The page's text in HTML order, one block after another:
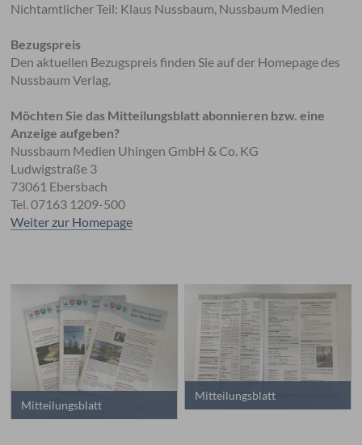
Nichtamtlicher Teil: Klaus Nussbaum, Nussbaum Medien
Bezugspreis
Den aktuellen Bezugspreis finden Sie auf der Homepage des
Nussbaum Verlag.
Möchten Sie das Mitteilungsblatt abonnieren bzw. eine
Anzeige aufgeben?
Nussbaum Medien Uhingen GmbH & Co. KG
Ludwigstraße 3
73061 Ebersbach
Tel. 07163 1209-500
Weiter zur Homepage
Mitteilungsblatt
Mitteilungsblatt